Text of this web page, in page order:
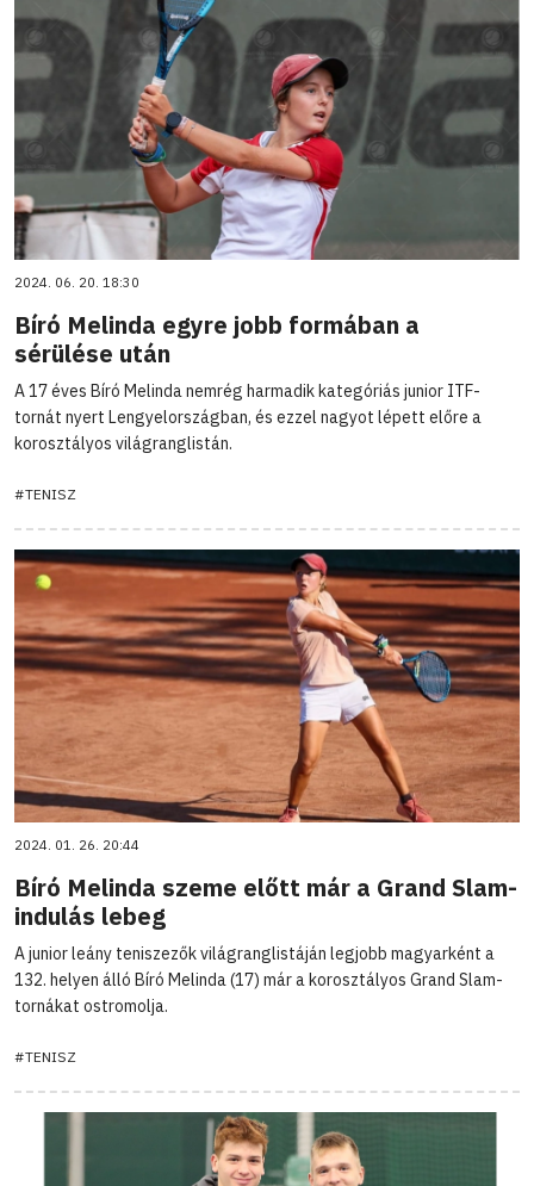
2024. 06. 20. 18:30
Bíró Melinda egyre jobb formában a
sérülése után
A 17 éves Bíró Melinda nemrég harmadik kategóriás junior ITF-
tornát nyert Lengyelországban, és ezzel nagyot lépett előre a
korosztályos világranglistán.
#TENISZ
2024. 01. 26. 20:44
Bíró Melinda szeme előtt már a Grand Slam-
indulás lebeg
A junior leány teniszezők világranglistáján legjobb magyarként a
132. helyen álló Bíró Melinda (17) már a korosztályos Grand Slam-
tornákat ostromolja.
#TENISZ